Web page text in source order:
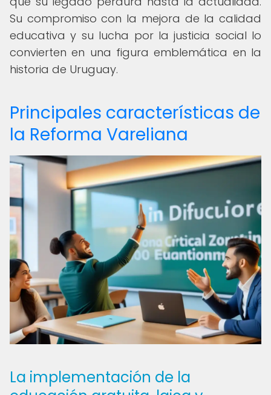
Su compromiso con la mejora de la calidad
educativa y su lucha por la justicia social lo
convierten en una figura emblemática en la
historia de Uruguay.
Principales características de
la Reforma Vareliana
La implementación de la